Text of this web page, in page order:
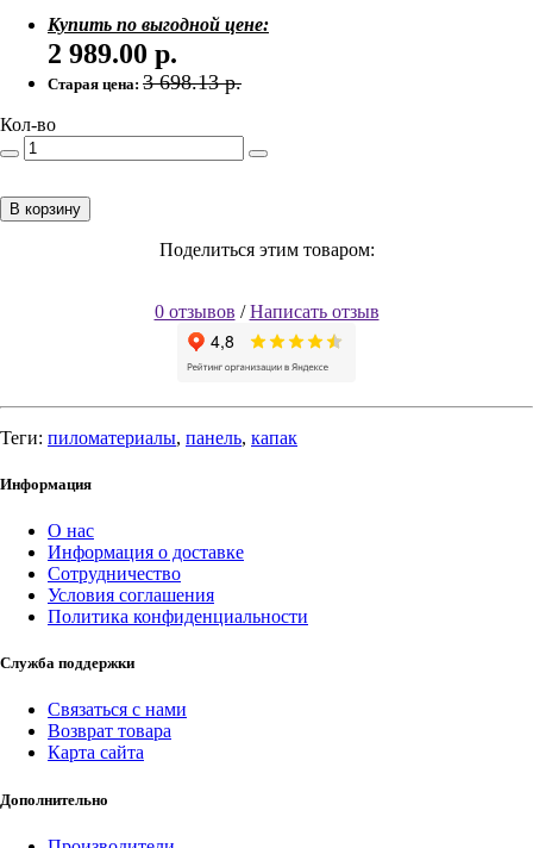
Купить по выгодной цене:
2 989.00 р.
Старая цена: 3 698.13р.
Кол-во
В корзину
Поделиться этим товаром:
0 отзывов /Написать отзыв
Теги: пиломатериалы, панель, капак
Информация
О нас
Информация о доставке
Сотрудничество
Условия соглашения
Политика конфиденциальности
Служба поддержки
Связаться с нами
Возврат товара
Карта сайта
Дополнительно